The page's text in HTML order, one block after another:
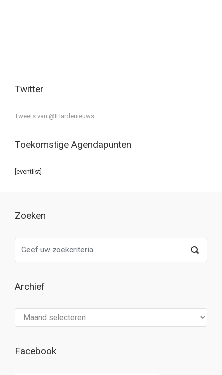
Twitter
Tweets van @tHardenieuws
Toekomstige Agendapunten
[eventlist]
Zoeken
Archief
Facebook